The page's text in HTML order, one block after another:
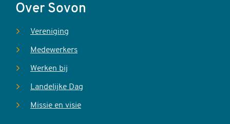
Over Sovon
Vereniging
Medewerkers
Werken bij
Landelijke Dag
Missie en visie